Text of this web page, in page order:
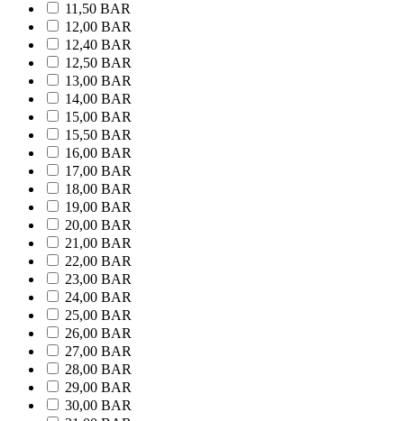
11,50 BAR
12,00 BAR
12,40 BAR
12,50 BAR
13,00 BAR
14,00 BAR
15,00 BAR
15,50 BAR
16,00 BAR
17,00 BAR
18,00 BAR
19,00 BAR
20,00 BAR
21,00 BAR
22,00 BAR
23,00 BAR
24,00 BAR
25,00 BAR
26,00 BAR
27,00 BAR
28,00 BAR
29,00 BAR
30,00 BAR